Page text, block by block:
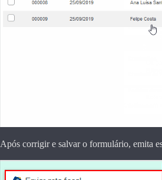
Após corrigir e salvar o formulário, emita